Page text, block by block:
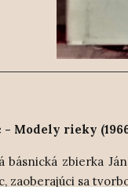
- Modely rieky
básnická zbierka
zaoberajúci sa